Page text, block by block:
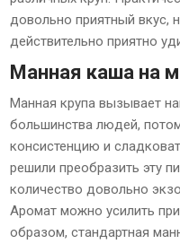
довольно приятный вкус,
действительно приятно
Манная каша на
Манная крупа вызывает
большинства людей,
консистенцию и
решили преобразить эту
количество довольно
Аромат можно усилить
образом, стандартная